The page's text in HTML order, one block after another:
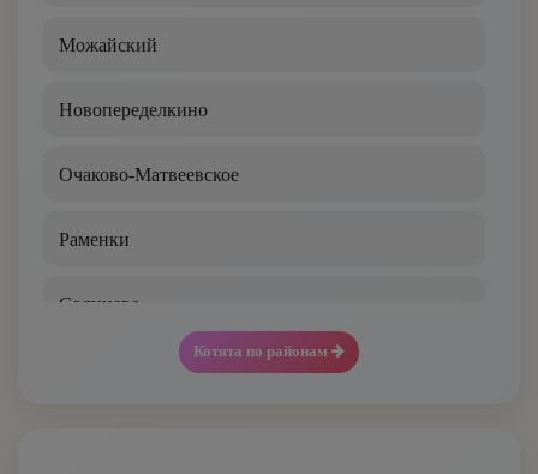
Норвежская лесная
Ориентальная
Оцикет
Персидская
Петерболд
Русская голубая
Можайский
Новопеределкино
Очаково-Матвеевское
Раменки
Солнцево
Тропарево-Никулино
Котята по районам